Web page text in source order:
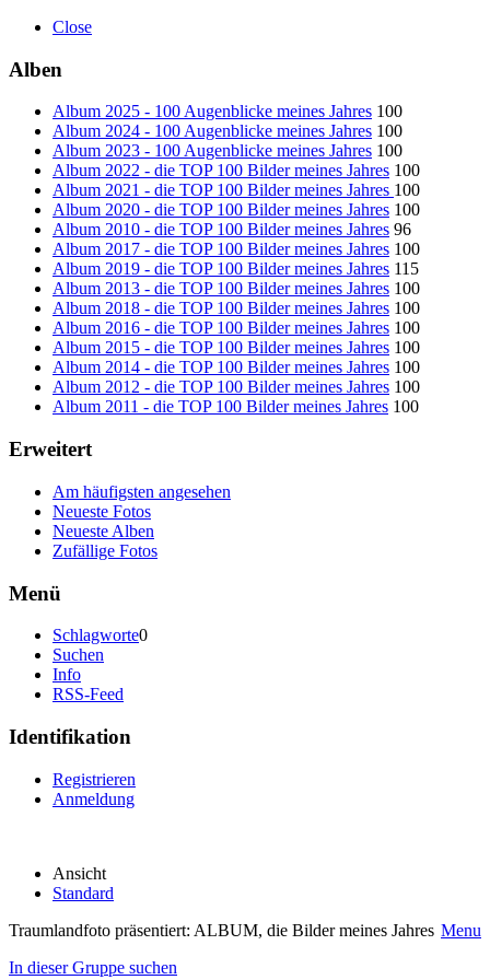
Close
Alben
Album 2025 - 100 Augenblicke meines Jahres 100
Album 2024 - 100 Augenblicke meines Jahres 100
Album 2023 - 100 Augenblicke meines Jahres 100
Album 2022 - die TOP 100 Bilder meines Jahres 100
Album 2021 - die TOP 100 Bilder meines Jahres 100
Album 2020 - die TOP 100 Bilder meines Jahres 100
Album 2010 - die TOP 100 Bilder meines Jahres 96
Album 2017 - die TOP 100 Bilder meines Jahres 100
Album 2019 - die TOP 100 Bilder meines Jahres 115
Album 2013 - die TOP 100 Bilder meines Jahres 100
Album 2018 - die TOP 100 Bilder meines Jahres 100
Album 2016 - die TOP 100 Bilder meines Jahres 100
Album 2015 - die TOP 100 Bilder meines Jahres 100
Album 2014 - die TOP 100 Bilder meines Jahres 100
Album 2012 - die TOP 100 Bilder meines Jahres 100
Album 2011 - die TOP 100 Bilder meines Jahres 100
Erweitert
Am häufigsten angesehen
Neueste Fotos
Neueste Alben
Zufällige Fotos
Menü
Schlagworte0
Suchen
Info
RSS-Feed
Identifikation
Registrieren
Anmeldung
Ansicht
Standard
Traumlandfoto präsentiert: ALBUM, die Bilder meines Jahres Menu
In dieser Gruppe suchen